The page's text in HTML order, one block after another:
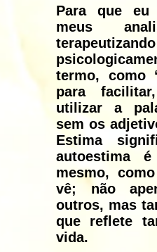
Para que eu
meus
termo, como
para
utilizar a
sem os
Estima
autoestima
mesmo,
vê; não
outros, mas
que reflete
vida.